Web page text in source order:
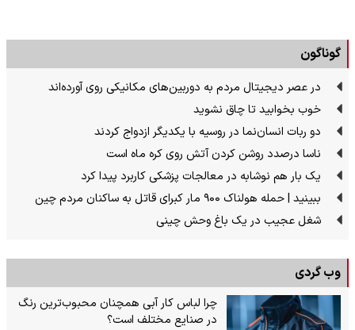
گوناگون
در عصر دیجیتال مردم به دوربین‌های مکانیکی روی آورده‌اند
خوب بخوابید تا چاق نشوید
دو ربات انسان‌نما در روسیه با یکدیگر ازدواج کردند
ناسا درصدد روشن کردن آتش روی کره ماه است
یک بار هم نوشابه در معالجات پزشکی کاربرد پیدا کرد
ببینید | حمله هولناک ۹۰۰ مار کبرای قاتل به ساکنان مردم چین
شغل عجیب در یک باغ وحش چینی
وب گردی
چرا لباس کار آبی همچنان محبوب‌ترین رنگ
در صنایع مختلف است؟